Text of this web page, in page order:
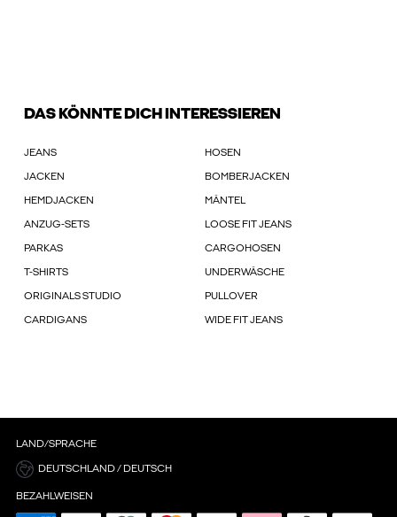
DAS KÖNNTE DICH INTERESSIEREN
JEANS HOSEN
JACKEN BOMBERJACKEN
HEMDJACKEN MÄNTEL
ANZUG-SETS LOOSE FIT JEANS
PARKAS CARGOHOSEN
T-SHIRTS UNDERWÄSCHE
ORIGINALS STUDIO PULLOVER
CARDIGANS WIDE FIT JEANS
LAND/SPRACHE
DEUTSCHLAND / DEUTSCH
BEZAHLWEISEN